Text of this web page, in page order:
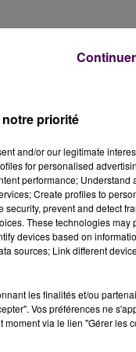
des Rendez-
pourtant si mal
Pastoureau,
dans les
être frivole et
En remontant
des
réalisée, il a
micro pourtant
longues
à saisir
priorité
and/or our legitimate
for personalised
performance; Understand
Create profiles to
prevent and detect
These technologies may
devices based on
sources; Link different
les finalités et/ou
Vos préférences ne
via le lien "Gérer les